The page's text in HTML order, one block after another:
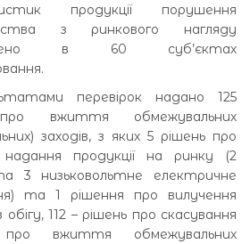
продукції порушення
з ринкового нагляду
в 60 суб’єктах
перевірок надано 125
вжиття обмежувальних
заходів, з яких 5 рішень про
надання продукції на ринку (2
3 низьковольтне електричне
та 1 рішення про вилучення
обігу, 112 – рішень про скасування
про вжиття обмежувальних